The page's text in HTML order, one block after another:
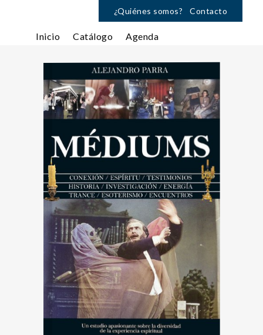
¿Quiénes somos? Contacto
Inicio Catálogo Agenda